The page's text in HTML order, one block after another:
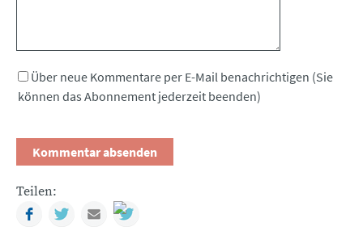
Über neue Kommentare per E-Mail benachrichtigen (Sie
können das Abonnement jederzeit beenden)
Teilen:
FacebookTwitterMail